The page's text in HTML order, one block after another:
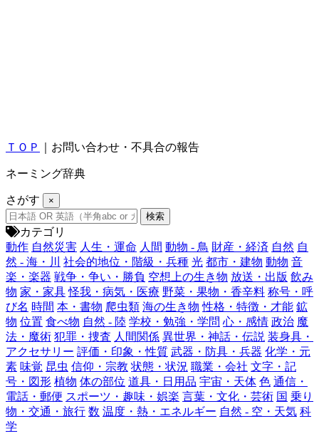
ＴＯＰ ｜お問い合わせ・不具合の報告
ネーミング辞典
さがす ×
カテゴリ
動作 自然災害 人生・運命 人間 動物 - 鳥 財産・経済 自然 自
然 - 海・川
社会的地位・階級・兵種 光 都市・建物 動物 音
楽・楽器 戦争・争い・勝負 空想上の生き物 放送・出版 飲み
物 家・家具 怪我・病気・医療 野菜・果物・香辛料 称号・呼
び名 時間 本・書物 爬虫類 海の生き物 性格・特徴・才能 鉱
物 位置 食べ物 自然 - 陸 学校・勉強・学問 心・感情 政治 魔
法・魔術 犯罪・捜査 人間関係 異世界・神話・伝説 装身具・
アクセサリー 評価・印象・性質 武器・防具・兵器 化学・元
素 味覚 昆虫 信仰・宗教 状態・状況 職業・会社 文字・記
号・図形 植物 体の部位 道具・日用品 宇宙・天体 色 通信・
電話・郵便 スポーツ・趣味・娯楽 言葉・文化・芸術 国 乗り
物・交通・旅行 数 温度・熱・エネルギー 自然 - 空・天気 科
学